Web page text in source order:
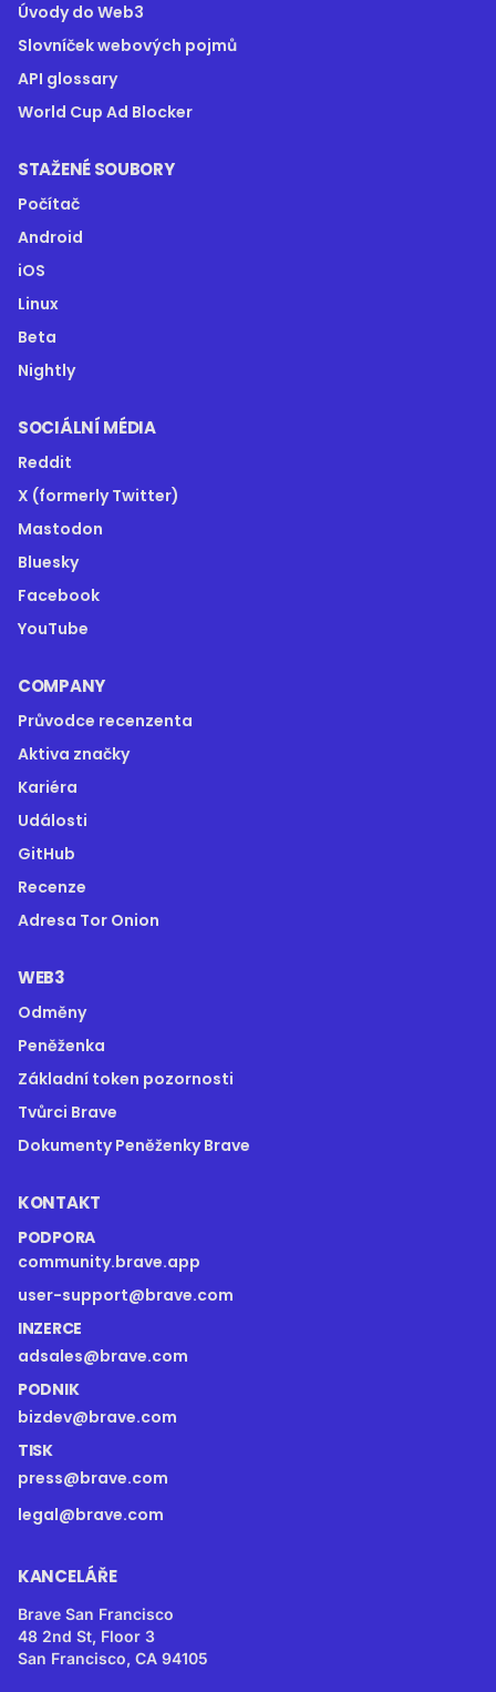
Úvody do Web3
Slovníček webových pojmů
API glossary
World Cup Ad Blocker
STAŽENÉ SOUBORY
Počítač
Android
iOS
Linux
Beta
Nightly
SOCIÁLNÍ MÉDIA
Reddit
X (formerly Twitter)
Mastodon
Bluesky
Facebook
YouTube
COMPANY
Průvodce recenzenta
Aktiva značky
Kariéra
Události
GitHub
Recenze
Adresa Tor Onion
WEB3
Odměny
Peněženka
Základní token pozornosti
Tvůrci Brave
Dokumenty Peněženky Brave
KONTAKT
PODPORA
community.brave.app
user-support@brave.com
INZERCE
adsales@brave.com
PODNIK
bizdev@brave.com
TISK
press@brave.com
legal@brave.com
KANCELÁŘE
Brave San Francisco
48 2nd St, Floor 3
San Francisco, CA 94105